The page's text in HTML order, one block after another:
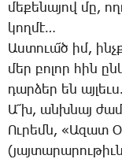
մե­քե­նա­յով մը,
կող­մէ…
Աս­տո­ւա՜ծ իմ,
մեր բո­լոր հին
դար­ձեր են
Ա՜խ, անխ­նայ
Ու­րեմն, «Ա­զատ